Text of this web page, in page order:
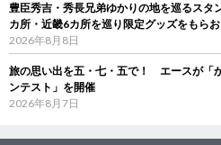
豊臣秀吉・秀長兄弟ゆかりの地を巡るス
カ所・近畿6カ所を巡り限定グッズをもらお
2026年8月8日
旅の思い出を五・七・五で！ エースが「
ンテスト」を開催
2026年8月7日